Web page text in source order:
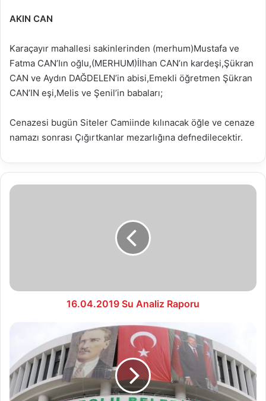
AKIN CAN
Karaçayır mahallesi sakinlerinden (merhum)Mustafa ve
Fatma CAN’Iın oğlu,(MERHUM)İlhan CAN’ın kardeşi,Şükran
CAN ve Aydın DAĞDELEN’in abisi,Emekli öğretmen Şükran
CAN’IN eşi,Melis ve Şenil’in babaları;
Cenazesi bugün Siteler Camiinde kılınacak öğle ve cenaze
namazı sonrası Çığırtkanlar mezarlığına defnedilecektir.
16.04.2019
16.04.2019 Su Analiz Raporu
Belediyesi’ne
“T.C.”
ibaresi
eklendi